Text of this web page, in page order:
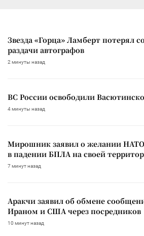
Звезда «Горца» Ламберт потерял
раздачи автографов
2 минуты назад
ВС России освободили
4 минуты назад
Мирошник заявил о желании
в падении БПЛА на своей
7 минут назад
Аракчи заявил об обмене
Ираном и США через посредников
10 минут назад